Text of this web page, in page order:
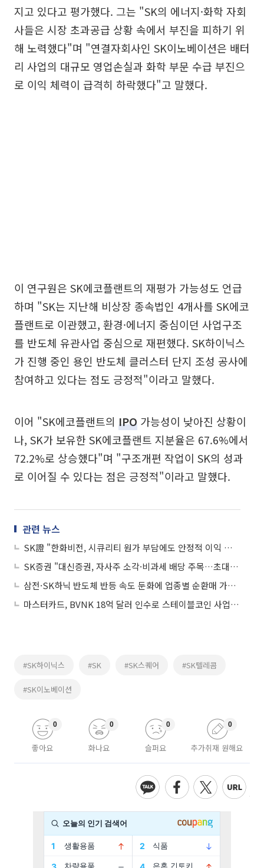
지고 있다고 평가했다. 그는 "SK의 에너지·화학 자회
사들은 시장 초과공급 상황 속에서 부진을 피하기 위
해 노력했다"며 "연결자회사인 SK이노베이션은 배터
리 사업의 대규모 영업손실과 화학 부문 수급 부진으
로 이익 체력이 급격히 하락했다"고 말했다.
이 연구원은 SK에코플랜트의 재평가 가능성도 언급
하며 "SK는 지난해 비상장 종속법인 4개사를 SK에코
플랜트로 이관했고, 환경·에너지 중심이던 사업구조
를 반도체 유관사업 중심으로 재편했다. SK하이닉스
가 진행 중인 용인 반도체 클러스터 단지 조성 공사에
참여하고 있다는 점도 긍정적"이라고 말했다.
이어 "SK에코플랜트의 IPO 가능성이 낮아진 상황이
나, SK가 보유한 SK에코플랜트 지분율은 67.6%에서
72.2%로 상승했다"며 "구조개편 작업이 SK의 성과
로 이어질 수 있다는 점은 긍정적"이라고 말했다.
관련 뉴스
SK證 "한화비전, 시큐리티 원가 부담에도 안정적 이익 창출 지속"
SK증권 "대신증권, 자사주 소각·비과세 배당 주목…초대형 IB 목전"
삼전·SK하닉 반도체 반등 속도 둔화에 업종별 순환매 가속…삼전 노사 협상 관심↑
마스터카드, BVNK 18억 달러 인수로 스테이블코인 사업 본격 확장
#SK하이닉스 #SK #SK스퀘어 #SK텔레콤
#SK이노베이션
좋아요
0
화나요
0
슬퍼요
0
추가취재 원해요
0